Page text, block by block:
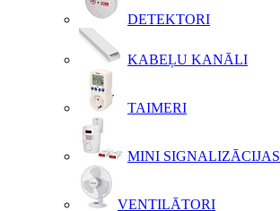
DETEKTORI
KABEĻU KANĀLI
TAIMERI
MINI SIGNALIZĀCIJAS
VENTILĀTORI